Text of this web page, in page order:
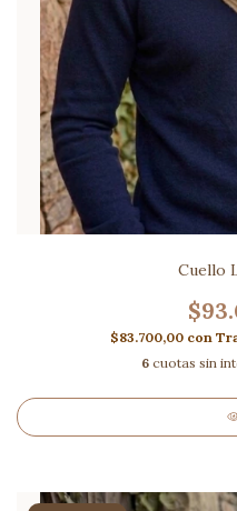
Cuello
$83.700,00 con
6 cuotas sin